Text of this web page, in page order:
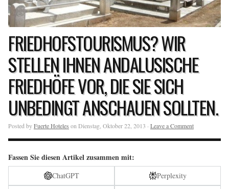
FRIEDHOFSTOURISMUS? WIR
STELLEN IHNEN ANDALUSISCHE
FRIEDHÖFE VOR, DIE SIE SICH
UNBEDINGT ANSCHAUEN SOLLTEN.
Posted byFuerte Hoteles on Dienstag, Oktober 22, 2013 · Leave a Comment
Fassen Sie diesen Artikel zusammen mit:
ChatGPT
Perplexity